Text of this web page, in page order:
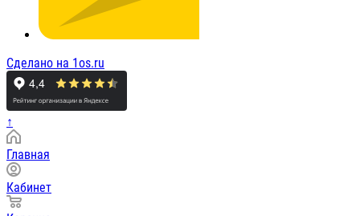
Сделано на 1os.ru
↑
Главная
Кабинет